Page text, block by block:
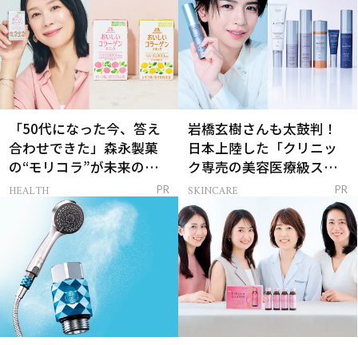
「50代になった今、答え
合わせできた」森永製菓
の“モリコラ”が未来のキ
レイを連れてくる！
HEALTH PR
岩橋玄樹さんも太鼓判！
日本上陸した「クリニッ
ク専売の美容医療級スキ
ンケア」
SKINCARE PR